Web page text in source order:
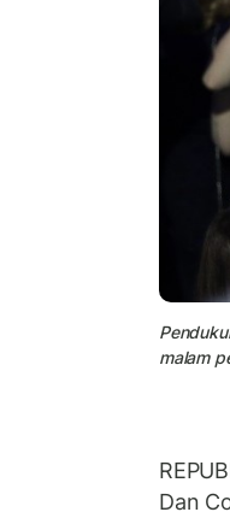
malam
Dan